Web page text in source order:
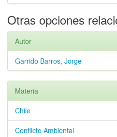
Otras opciones
Autor
Garrido Barros, Jorge
Materia
Chile
Conflicto Ambiental